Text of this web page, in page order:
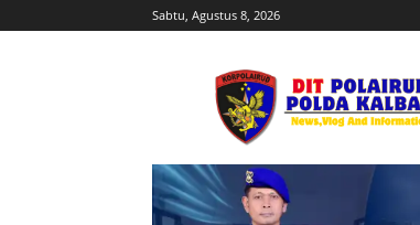
Sabtu, Agustus 8, 2026